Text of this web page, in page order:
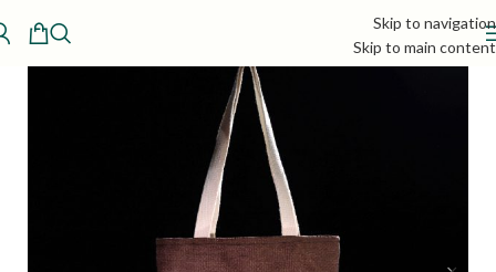
Skip to navigation
Skip to main content